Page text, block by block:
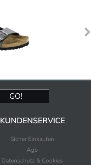
KUNDENSERVICE
Sicher Einkaufen
Agb
Datenschutz & Cookies